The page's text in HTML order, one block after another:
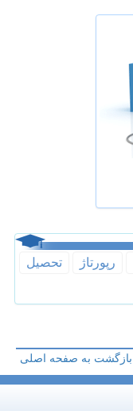
رپورتاژ
تحصیل
بازگشت به صفحه اصلی